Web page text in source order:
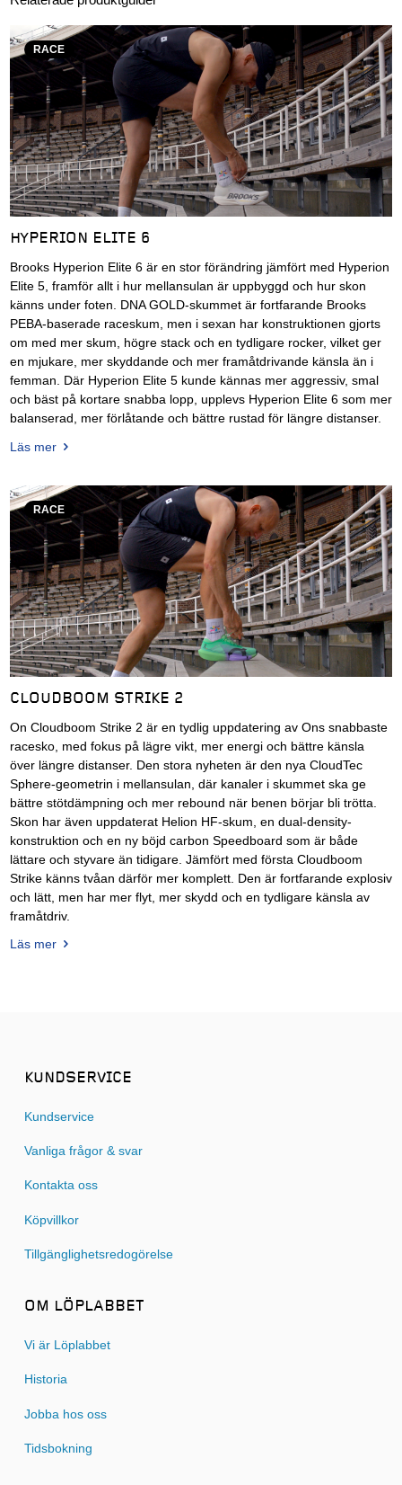
RACE
HYPERION ELITE 6
Brooks Hyperion Elite 6 är en stor förändring jämfört med Hyperion
Elite 5, framför allt i hur mellansulan är uppbyggd och hur skon
känns under foten. DNA GOLD-skummet är fortfarande Brooks
PEBA-baserade raceskum, men i sexan har konstruktionen gjorts
om med mer skum, högre stack och en tydligare rocker, vilket ger
en mjukare, mer skyddande och mer framåtdrivande känsla än i
femman. Där Hyperion Elite 5 kunde kännas mer aggressiv, smal
och bäst på kortare snabba lopp, upplevs Hyperion Elite 6 som mer
balanserad, mer förlåtande och bättre rustad för längre distanser.
Läs mer
RACE
CLOUDBOOM STRIKE 2
On Cloudboom Strike 2 är en tydlig uppdatering av Ons snabbaste
racesko, med fokus på lägre vikt, mer energi och bättre känsla
över längre distanser. Den stora nyheten är den nya CloudTec
Sphere-geometrin i mellansulan, där kanaler i skummet ska ge
bättre stötdämpning och mer rebound när benen börjar bli trötta.
Skon har även uppdaterat Helion HF-skum, en dual-density-
konstruktion och en ny böjd carbon Speedboard som är både
lättare och styvare än tidigare. Jämfört med första Cloudboom
Strike känns tvåan därför mer komplett. Den är fortfarande explosiv
och lätt, men har mer flyt, mer skydd och en tydligare känsla av
framåtdriv.
Läs mer
KUNDSERVICE
Kundservice
Vanliga frågor & svar
Kontakta oss
Köpvillkor
Tillgänglighetsredogörelse
OM LÖPLABBET
Vi är Löplabbet
Historia
Jobba hos oss
Tidsbokning